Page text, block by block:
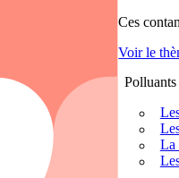
Ces
Voir le
Polluants
La